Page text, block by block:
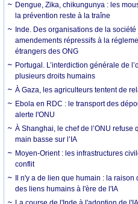
Dengue, Zika, chikungunya : les
la prévention reste à la traîne
Inde. Des organisations de la
amendements répressifs à la
étrangers des ONG
Portugal. L’interdiction générale de
plusieurs droits humains
À Gaza, les agriculteurs tentent de
Ebola en RDC : le transport des
alerte l'ONU
À Shanghai, le chef de l’ONU refuse
main basse sur l’IA
Moyen-Orient : les infrastructures
conflit
Il n'y a de lien que humain : la
des liens humains à l'ère de l'IA